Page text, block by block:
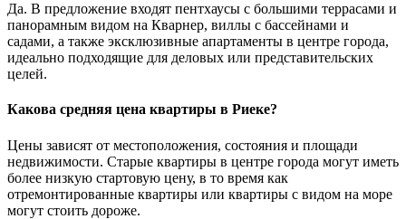
Да. В предложение входят пентхаусы с большими террасами и
панорамным видом на Кварнер, виллы с бассейнами и
садами, а также эксклюзивные апартаменты в центре города,
идеально подходящие для деловых или представительских
целей.
Какова средняя цена квартиры в Риеке?
Цены зависят от местоположения, состояния и площади
недвижимости. Старые квартиры в центре города могут иметь
более низкую стартовую цену, в то время как
отремонтированные квартиры или квартиры с видом на море
могут стоить дороже.